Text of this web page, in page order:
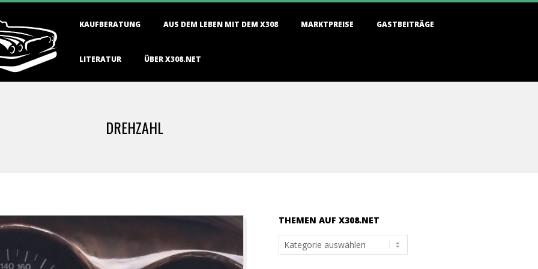
KAUFBERATUNG AUS DEM LEBEN MIT DEM X308 MARKTPREISE GASTBEITRÄGE
LITERATUR ÜBER X308.NET
DREHZAHL
THEMEN AUF X308.NET
Themen
auf